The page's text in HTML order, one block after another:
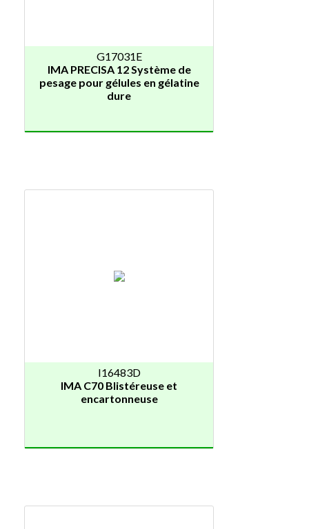
G17031E
IMA PRECISA 12 Système de
pesage pour gélules en gélatine
dure
I16483D
IMA C70 Blistéreuse et
encartonneuse